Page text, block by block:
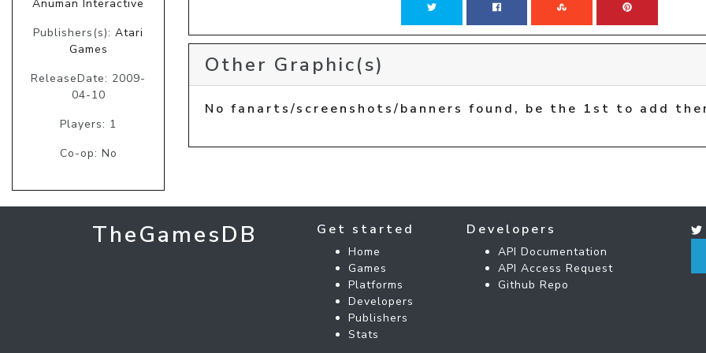
Anuman Interactive
Publishers(s): Atari
Games
ReleaseDate: 2009-
04-10
Players: 1
Co-op: No
Other Graphic(s)
No fanarts/screenshots/banners found, be the 1st to add
TheGamesDB Get started
Home
Games
Platforms
Developers
Publishers
Stats
Developers
API Documentation
API Access Request
Github Repo